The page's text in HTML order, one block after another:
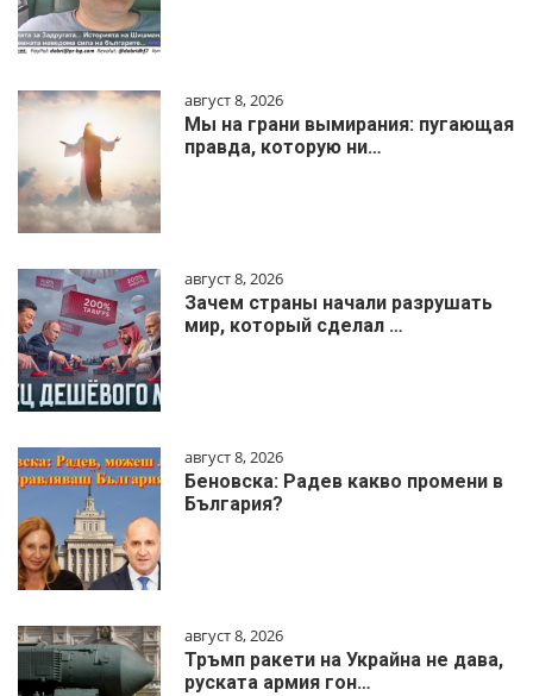
август 8, 2026
Мы на грани вымирания: пугающая
правда, которую ни…
август 8, 2026
Зачем страны начали разрушать
мир, который сделал …
август 8, 2026
Беновска: Радев какво промени в
България?
август 8, 2026
Тръмп ракети на Украйна не дава,
руската армия гон…